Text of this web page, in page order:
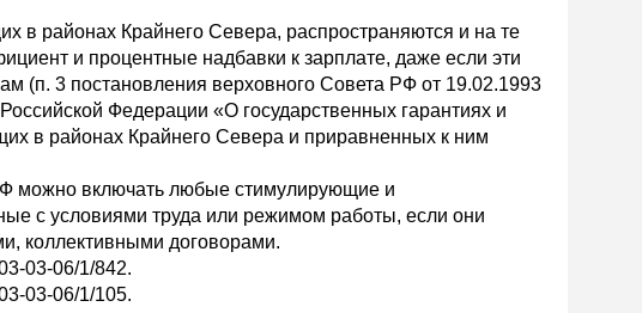
в районах Крайнего Севера, распространяются и на те
и процентные надбавки к зарплате, даже если эти
(п. 3 постановления верховного Совета РФ от 19.02.1993
Федерации «О государственных гарантиях и
в районах Крайнего Севера и приравненных к ним
можно включать любые стимулирующие и
с условиями труда или режимом работы, если они
коллективными договорами.
03-06/1/842.
03-06/1/105.